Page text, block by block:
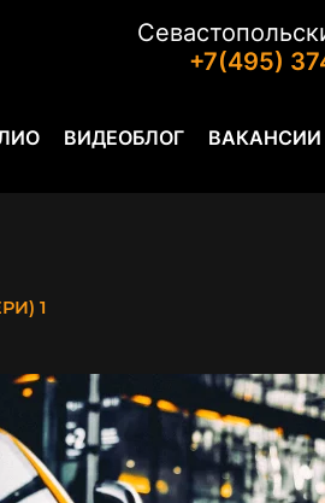
+7(495)
ВИДЕОБЛОГ ВАКАНСИИ
1